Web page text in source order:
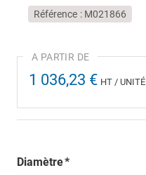
Référence M021866
1 036,23 € HT / UNITÉ
Diamètre